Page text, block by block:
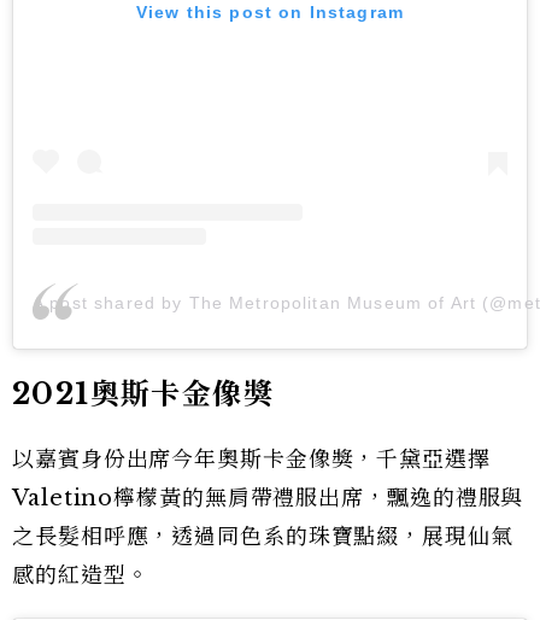
View this post on Instagram
A post shared by The Metropolitan Museum of Art
2021奧斯卡金像獎
以嘉賓身份出席今年奧斯卡金像獎，千黛亞選擇
Valetino檸檬黃的無肩帶禮服出席，飄逸的禮服與
之長髮相呼應，透過同色系的珠寶點綴，展現仙氣
感的紅造型。